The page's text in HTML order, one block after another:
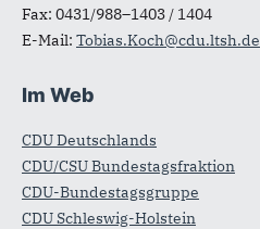
Fax: 0431/988–1403 / 1404
E-Mail: Tobias.Koch@cdu.ltsh.de
Im Web
CDU Deutschlands
CDU/CSU Bundestagsfraktion
CDU-Bundestagsgruppe
CDU Schleswig-Holstein